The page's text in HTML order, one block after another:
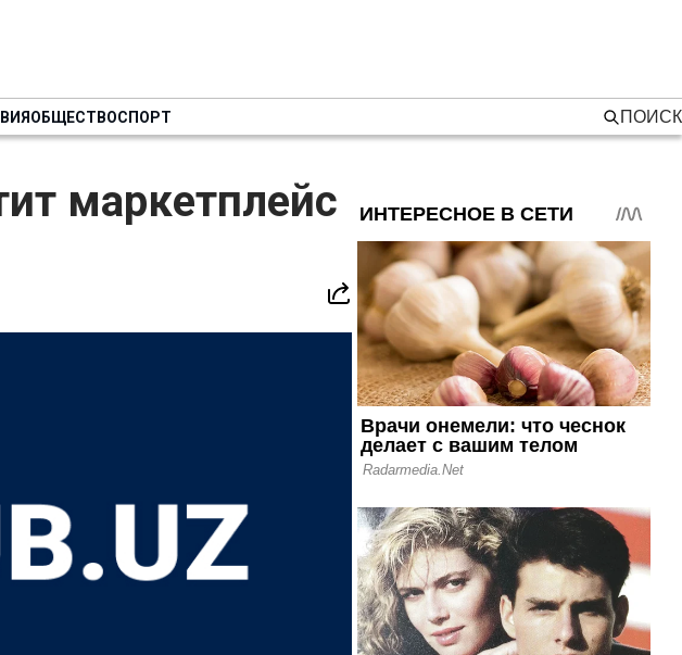
ОБЩЕСТВОСПОРТ ПОИСК
маркетплейс